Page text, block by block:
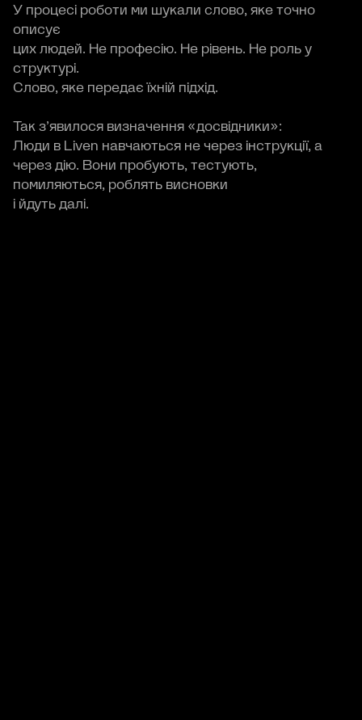
У процесі роботи ми шукали слово, яке точно
описує
цих людей. Не професію. Не рівень. Не роль у
структурі.
Слово, яке передає їхній підхід.
Так з’явилося визначення «досвідники»:
Люди в Liven навчаються не через інструкції, а
через дію. Вони пробують, тестують,
помиляються, роблять висновки
і йдуть далі.